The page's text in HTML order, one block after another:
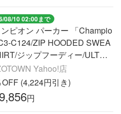
08/10 02:00まで
ピオン パーカー 「Champio
C124/ZIP HOODED SWEA
ジップフーディー/ULTRA
軽量・保湿・速乾/チャンピ
メンズ レディース
Yahoo!店
(4,224円引き)
9,856円